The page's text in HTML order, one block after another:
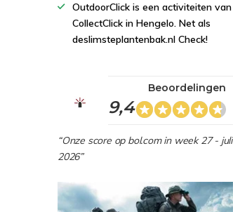
OutdoorClick is een activiteiten van
CollectClick in Hengelo. Net als
deslimsteplantenbak.nl Check!
9,4
Beoordelingen
“Onze score op bol.com in week 27 - juli
2026”